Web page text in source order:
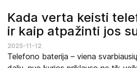
Kada verta keisti
ir kaip atpažinti jos
2025-11-12
Telefono baterija – viena